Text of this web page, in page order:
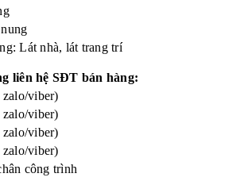
Lát nhà, lát trang trí
liên hệ SĐT bán hàng:
viber)
viber)
viber)
viber)
công trình